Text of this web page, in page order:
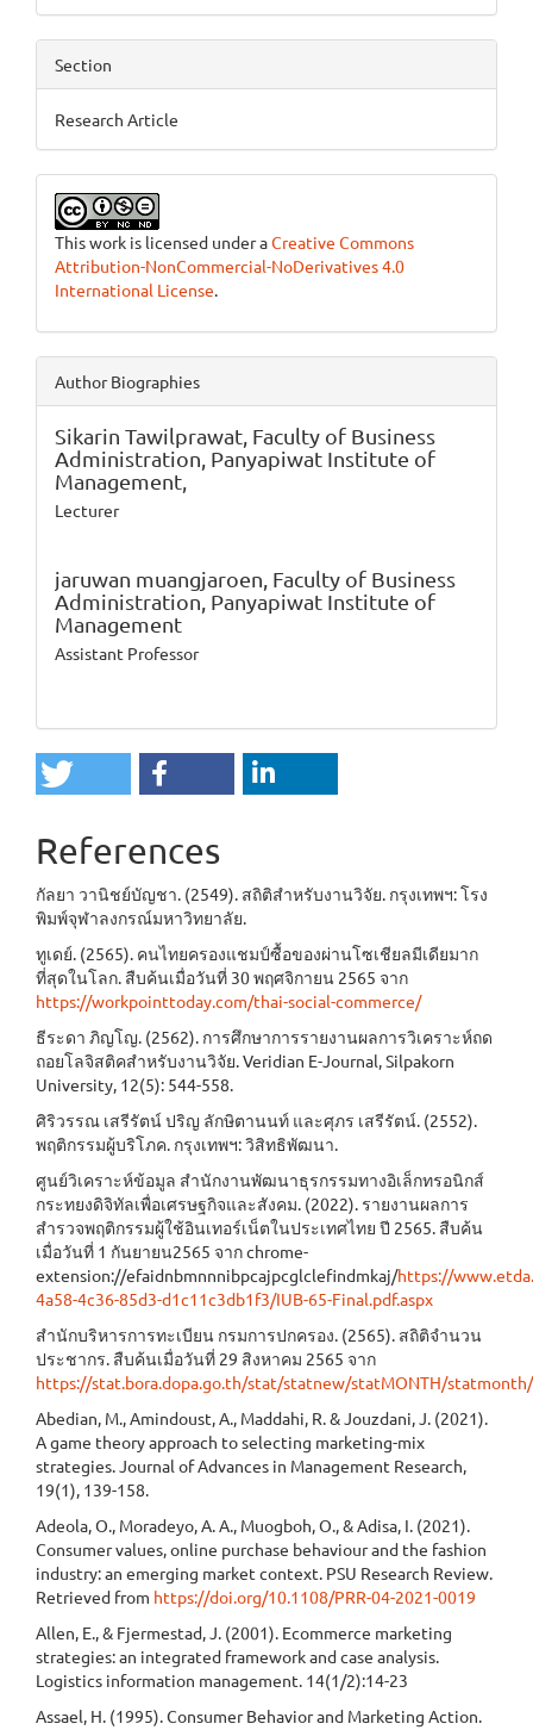
Section
Research Article
This work is licensed under aCreative Commons
Attribution-NonCommercial-NoDerivatives 4.0
International License.
Author Biographies
Sikarin Tawilprawat, Faculty of Business
Administration, Panyapiwat Institute of
Management,
Lecturer
jaruwan muangjaroen, Faculty of Business
Administration, Panyapiwat Institute of
Management
Assistant Professor
References
กัลยา วานิชย์บัญชา. (2549). สถิติสำหรับงานวิจัย. กรุงเทพฯ: โรง
พิมพ์จุฬาลงกรณ์มหาวิทยาลัย.
ทูเดย์. (2565). คนไทยครองแชมป์ซื้อของผ่านโซเชียลมีเดียมาก
ที่สุดในโลก. สืบค้นเมื่อวันที่ 30 พฤศจิกายน 2565 จาก
https://workpointtoday.com/thai-social-commerce/
ธีระดา ภิญโญ. (2562). การศึกษาการรายงานผลการวิเคราะห์ถด
ถอยโลจิสติคสำหรับงานวิจัย. Veridian E-Journal, Silpakorn
University, 12(5): 544-558.
ศิริวรรณ เสรีรัตน์ ปริญ ลักษิตานนท์ และศุภร เสรีรัตน์. (2552).
พฤติกรรมผู้บริโภค. กรุงเทพฯ: วิสิทธิพัฒนา.
ศูนย์วิเคราะห์ข้อมูล สำนักงานพัฒนาธุรกรรมทางอิเล็กทรอนิกส์
กระทยงดิจิทัลเพื่อเศรษฐกิจและสังคม. (2022). รายงานผลการ
สำรวจพฤติกรรมผู้ใช้อินเทอร์เน็ตในประเทศไทย ปี 2565. สืบค้น
เมื่อวันที่ 1 กันยายน2565 จาก chrome-
extension://efaidnbmnnnibpcajpcglclefindmkaj/https://
4a58-4c36-85d3-d1c11c3db1f3/IUB-65-Final.pdf.aspx
สำนักบริหารการทะเบียน กรมการปกครอง. (2565). สถิติจำนวน
ประชากร. สืบค้นเมื่อวันที่ 29 สิงหาคม 2565 จาก
https://stat.bora.dopa.go.th/stat/statnew/statMONTH/
Abedian, M., Amindoust, A., Maddahi, R. & Jouzdani, J. (2021).
A game theory approach to selecting marketing-mix
strategies. Journal of Advances in Management Research,
19(1), 139-158.
Adeola, O., Moradeyo, A. A., Muogboh, O., & Adisa, I. (2021).
Consumer values, online purchase behaviour and the fashion
industry: an emerging market context. PSU Research Review.
Retrieved from https://doi.org/10.1108/PRR-04-2021-0019
Allen, E., & Fjermestad, J. (2001). Ecommerce marketing
strategies: an integrated framework and case analysis.
Logistics information management. 14(1/2):14-23
Assael, H. (1995). Consumer Behavior and Marketing Action.